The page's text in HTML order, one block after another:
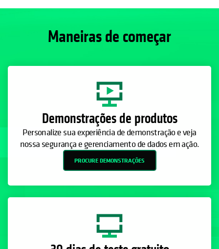
Maneiras de começar
Demonstrações de produtos
Personalize sua experiência de demonstração e veja
nossa segurança e gerenciamento de dados em ação.
PROCURE DEMONSTRAÇÕES